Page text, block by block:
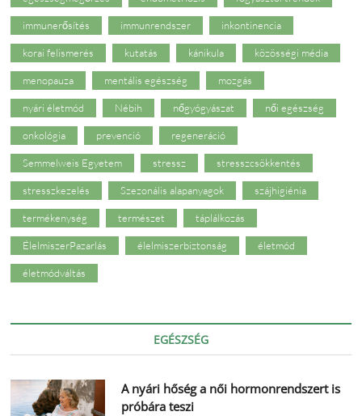
immunerősítés immunrendszer inkontinencia
korai felismerés kutatás kánikula közösségi média
menopauza mentális egészség mozgás
nyári életmód Nébih nőgyógyászat női egészség
onkológia prevenció regeneráció
Semmelweis Egyetem stressz stresszcsökkentés
stresszkezelés Szezonális alapanyagok szájhigiénia
termékenység természet táplálkozás
ÉlelmiszerPazarlás élelmiszerbiztonság életmód
életmódváltás
EGÉSZSÉG
A nyári hőség a női hormonrendszert is
próbára teszi